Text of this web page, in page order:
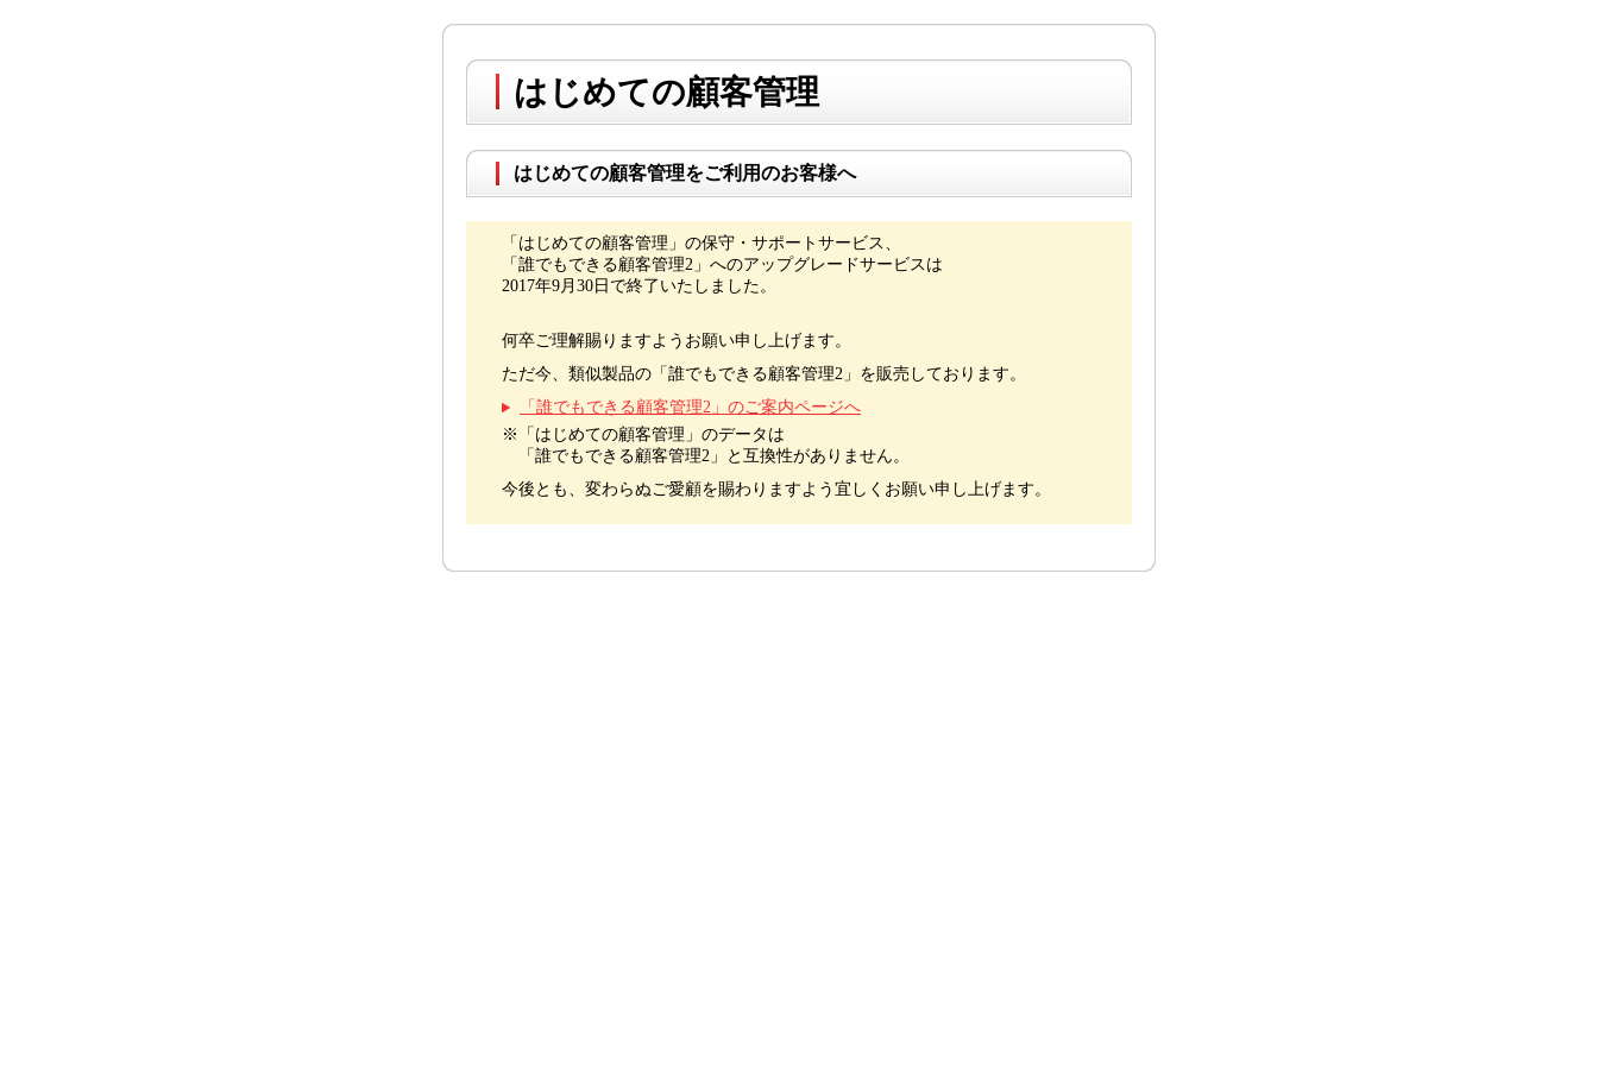
はじめての顧客管理
はじめての顧客管理をご利用のお客様へ
「はじめての顧客管理」の保守・サポートサービス、
「誰でもできる顧客管理2」へのアップグレードサービスは
2017年9月30日で終了いたしました。
何卒ご理解賜りますようお願い申し上げます。
ただ今、類似製品の「誰でもできる顧客管理2」を販売しております。
「誰でもできる顧客管理2」のご案内ページへ
※「はじめての顧客管理」のデータは
「誰でもできる顧客管理2」と互換性がありません。
今後とも、変わらぬご愛顧を賜わりますよう宜しくお願い申し上げます。